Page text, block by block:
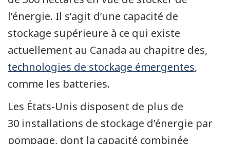
l’énergie. Il s’agit d’une capacité de
stockage supérieure à ce qui existe
actuellement au Canada au chapitre des,
technologies de stockage émergentes,
comme les batteries.
Les États-Unis disposent de plus de
30 installations de stockage d’énergie par
pompage, dont la capacité combinée